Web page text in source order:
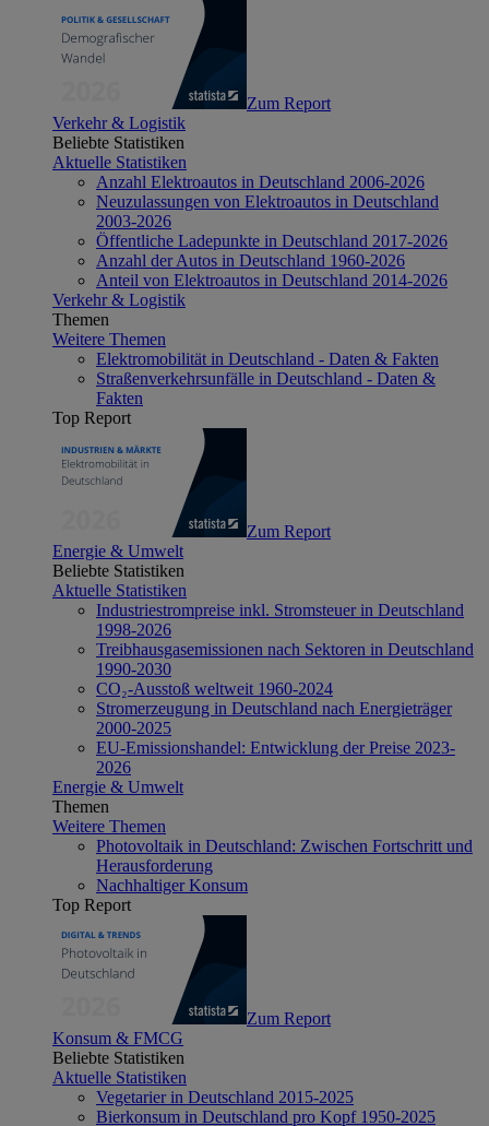
Zum Report
Verkehr & Logistik
Beliebte Statistiken
Aktuelle Statistiken
Anzahl Elektroautos in Deutschland 2006-2026
Neuzulassungen von Elektroautos in Deutschland
2003-2026
Öffentliche Ladepunkte in Deutschland 2017-2026
Anzahl der Autos in Deutschland 1960-2026
Anteil von Elektroautos in Deutschland 2014-2026
Verkehr & Logistik
Themen
Weitere Themen
Elektromobilität in Deutschland - Daten & Fakten
Straßenverkehrsunfälle in Deutschland - Daten &
Fakten
Top Report
Zum Report
Energie & Umwelt
Beliebte Statistiken
Aktuelle Statistiken
Industriestrompreise inkl. Stromsteuer in Deutschland
1998-2026
Treibhausgasemissionen nach Sektoren in Deutschland
1990-2030
CO₂-Ausstoß weltweit 1960-2024
Stromerzeugung in Deutschland nach Energieträger
2000-2025
EU-Emissionshandel: Entwicklung der Preise 2023-
2026
Energie & Umwelt
Themen
Weitere Themen
Photovoltaik in Deutschland: Zwischen Fortschritt und
Herausforderung
Nachhaltiger Konsum
Top Report
Zum Report
Konsum & FMCG
Beliebte Statistiken
Aktuelle Statistiken
Vegetarier in Deutschland 2015-2025
Bierkonsum in Deutschland pro Kopf 1950-2025